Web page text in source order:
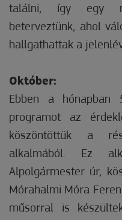
találni, így egy
beterveztünk, ahol
hallgathattak a
Október:
Ebben a hónapban
programot az
köszöntöttük a
alkalmából. Ez
Alpolgármester úr,
Mórahalmi Móra
műsorral is